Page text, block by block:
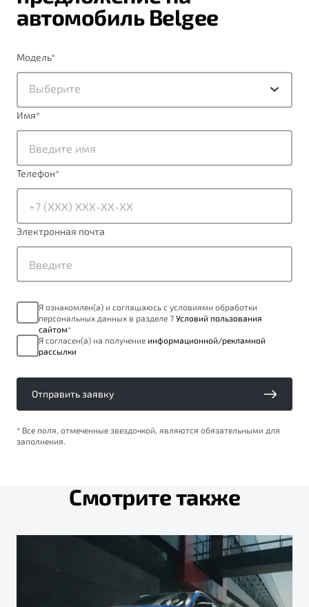
автомобиль Belgee
Модель*
Выберите
Имя*
Телефон*
Электронная почта
Я ознакомлен(а) и соглашаюсь с условиями обработки
персональных данных в разделе 7 Условий пользования
сайтом*
Я согласен(а) на получение информационной/рекламной
рассылки
Отправить заявку
* Все поля, отмеченные звездочкой, являются обязательными для
заполнения.
Смотрите также